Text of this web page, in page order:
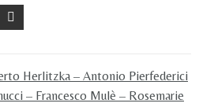
Herlitzka – Antonio Pierfederici
– Francesco Mulè – Rosemarie